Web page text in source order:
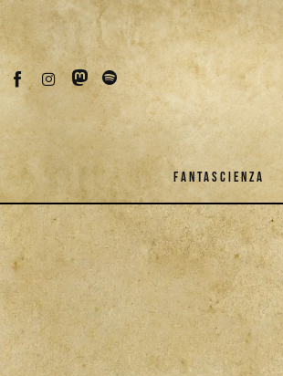
FANTASCIENZA
FANTASCIENZA
DOWNLOAD
Fantascienza
Fantasy
Recensioni
Libri e fumetti
Cercatori
Download